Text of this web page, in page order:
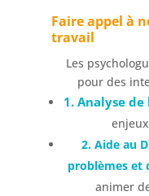
Faire appel à
travail
Les
pour des
1. Analyse
2. Aide au
problèmes et
animer